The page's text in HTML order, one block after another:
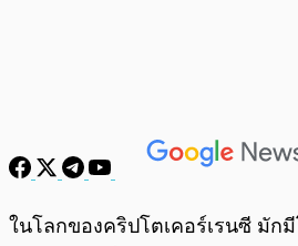
ในโลกของคริปโตเคอร์เรนซี มัก